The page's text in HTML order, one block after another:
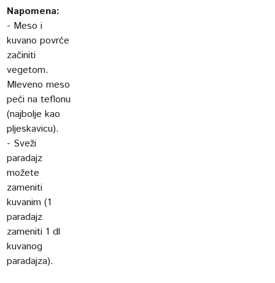
Napomena:
- Meso i
kuvano povrće
začiniti
vegetom.
Mleveno meso
peći na teflonu
(najbolje kao
pljeskavicu).
- Sveži
paradajz
možete
zameniti
kuvanim (1
paradajz
zameniti 1 dl
kuvanog
paradajza).